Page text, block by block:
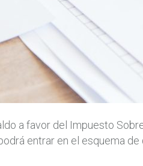
a favor del Impuesto
entrar en el esquema